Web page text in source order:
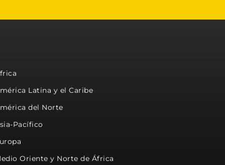
Latina y el Caribe
del Norte
Pacífico
Oriente y Norte de África